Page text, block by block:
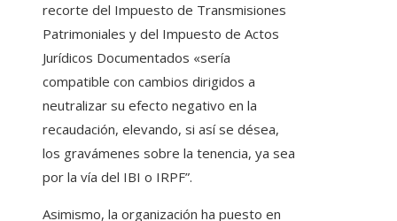
recorte del Impuesto de Transmisiones
Patrimoniales y del Impuesto de Actos
Jurídicos Documentados «sería
compatible con cambios dirigidos a
neutralizar su efecto negativo en la
recaudación, elevando, si así se désea,
los gravámenes sobre la tenencia, ya sea
por la vía del IBI o IRPF”.
Asimismo, la organización ha puesto en